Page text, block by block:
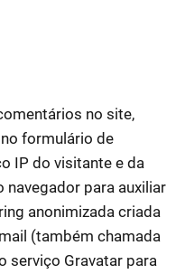
no site,
formulário de
IP do visitante e da
para auxiliar
anonimizada criada
(também chamada
serviço Gravatar para